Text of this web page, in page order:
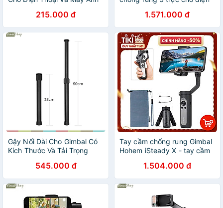
215.000 đ
Hàng chính hãng
1.571.000 đ
Gậy Nối Dài Cho Gimbal Có
Kích Thước Và Tải Trọng
50cm- hàng nhập khẩu
545.000 đ
Tay cầm chống rung Gimbal
Hohem iSteady X - tay cầm
thoại nhẹ nhất thế giới -
Hàng chính hãng
1.504.000 đ